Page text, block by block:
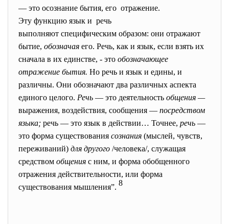
— это осознание бытия, его отражение.
Эту функцию язык и речь
выполняют специфическим образом: они отражают
бытие, обозначая его. Речь, как и язык, если взять их
сначала в их единстве, - это обозначающее
отражение бытия. Но речь и язык и едины, и
различны. Они обозначают два различных аспекта
единого целого. Речь — это деятельность общения —
выражения, воздействия, сообщения — посредством
языка; речь — это язык в действии… Точнее, речь —
это форма существования сознания (мыслей, чувств,
переживаний) для другого /человека/, служащая
средством общения с ним, и форма обобщенного
отражения действительности, или форма
существования мышления”. 8